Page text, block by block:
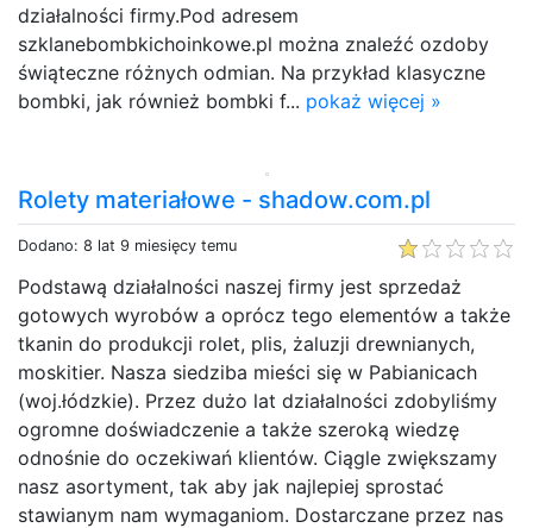
działalności firmy.Pod adresem
szklanebombkichoinkowe.pl można znaleźć ozdoby
świąteczne różnych odmian. Na przykład klasyczne
bombki, jak również bombki f... pokaż więcej »
Rolety materiałowe - shadow.com.pl
Dodano: 8 lat 9 miesięcy temu
Podstawą działalności naszej firmy jest sprzedaż
gotowych wyrobów a oprócz tego elementów a także
tkanin do produkcji rolet, plis, żaluzji drewnianych,
moskitier. Nasza siedziba mieści się w Pabianicach
(woj.łódzkie). Przez dużo lat działalności zdobyliśmy
ogromne doświadczenie a także szeroką wiedzę
odnośnie do oczekiwań klientów. Ciągle zwiększamy
nasz asortyment, tak aby jak najlepiej sprostać
stawianym nam wymaganiom. Dostarczane przez nas